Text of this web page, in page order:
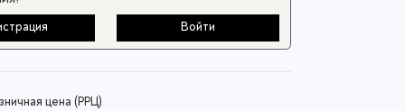
Войти
цена (РРЦ)